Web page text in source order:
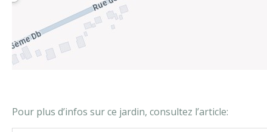
Pour plus d’infos sur ce jardin, consultez l’article: